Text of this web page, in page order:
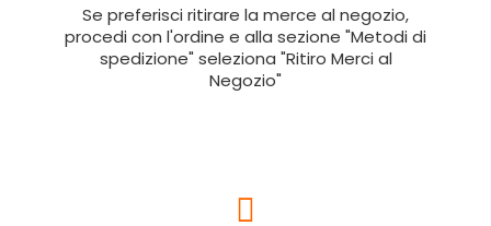
Se preferisci ritirare la merce al negozio,
procedi con l'ordine e alla sezione "Metodi di
spedizione" seleziona "Ritiro Merci al
Negozio"